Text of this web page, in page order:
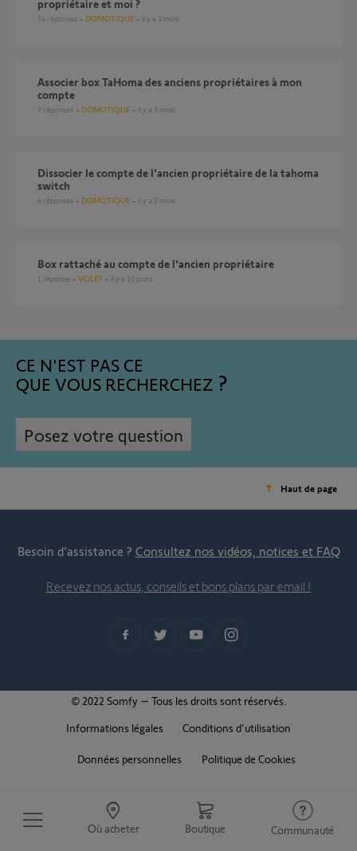
Où acheter Boutique Communauté
propriétaire et moi ?
74 réponses DOMOTIQUE il y a 3 mois
Associer box TaHoma des anciens propriétaires à mon
compte
7 réponses DOMOTIQUE il y a 3 mois
Dissocier le compte de l'ancien propriétaire de la tahoma
switch
4 réponses DOMOTIQUE il y a 2 mois
Box rattaché au compte de l'ancien propriétaire
1 réponse VOLET il y a 10 jours
CE N'EST PAS CE
QUE VOUS RECHERCHEZ
Posez votre question
Haut de page
Besoin d’assistance ? Consultez nos vidéos, notices et FAQ
Recevez nos actus, conseils et bons plans par email !
© 2022 Somfy – Tous les droits sont réservés.
Informations légales
Conditions d'utilisation
Données personnelles Politique de Cookies